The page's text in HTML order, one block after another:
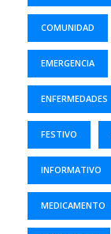
COMUNIDAD
EMERGENCIA
ENFERMEDADES
FESTIVO
INFORMATIVO
MEDICAMENTO